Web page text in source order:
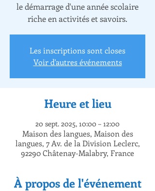
le démarrage d'une année scolaire
riche en activités et savoirs.
Les inscriptions sont closes
Voir d'autres événements
Heure et lieu
20 sept. 2025, 10:00 – 12:00
Maison des langues, Maison des
langues, 7 Av. de la Division Leclerc,
92290 Châtenay-Malabry, France
À propos de l'événement